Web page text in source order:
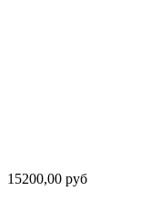
15200,00 руб